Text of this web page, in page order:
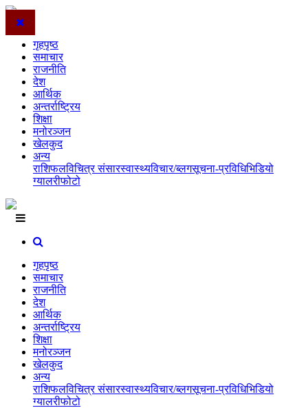
गृहपृष्ठ
समाचार
राजनीति
देश
आर्थिक
अन्तर्राष्ट्रिय
शिक्षा
मनोरञ्जन
खेलकुद
अन्य
राशिफलविचित्र संसारस्वास्थ्यविचार/ब्लगसूचना-प्रविधिभिडियो
ग्यालरीफोटो
गृहपृष्ठ
समाचार
राजनीति
देश
आर्थिक
अन्तर्राष्ट्रिय
शिक्षा
मनोरञ्जन
खेलकुद
अन्य
राशिफलविचित्र संसारस्वास्थ्यविचार/ब्लगसूचना-प्रविधिभिडियो
ग्यालरीफोटो